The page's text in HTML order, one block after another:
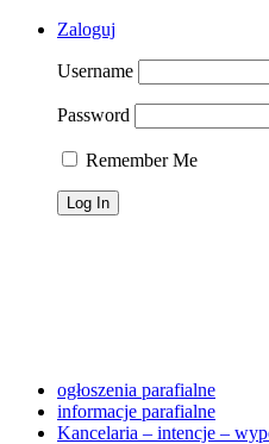
Zaloguj
Username
Password
Remember Me
ogłoszenia parafialne
informacje parafialne
Kancelaria – intencje –